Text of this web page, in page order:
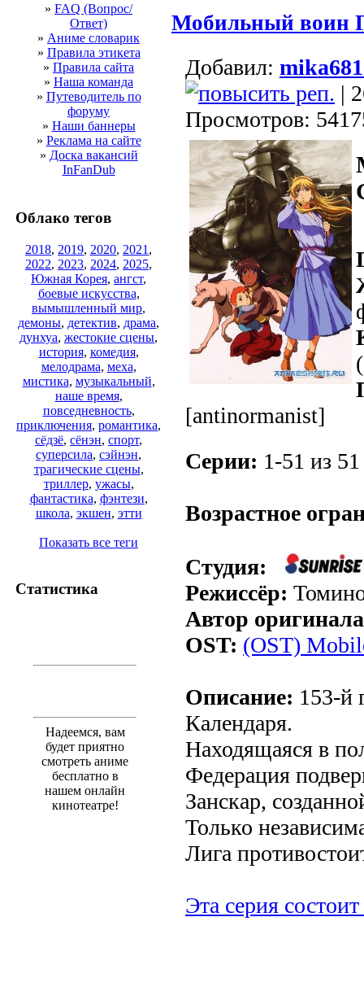
» FAQ (Вопрос/
Ответ)
» Аниме словарик
» Правила этикета
» Правила сайта
» Наша команда
» Путеводитель по
форуму
» Наши баннеры
» Реклама на сайте
» Доска вакансий
InFanDub
Облако тегов
2018, 2019, 2020, 2021 ,
2022, 2023, 2024, 2025,
Южная Корея, ангст,
боевые искусства,
вымышленный мир,
демоны, детектив, драма,
дунхуа, жестокие сцены,
история, комедия,
мелодрама, меха,
мистика, музыкальный,
наше время,
повседневность,
приключения, романтика,
сёдзё, сёнэн, спорт,
суперсила, сэйнэн,
трагические сцены,
триллер, ужасы,
фантастика, фэнтези,
школа, экшен, этти
Показать все теги
Статистика
Надеемся, вам
будет приятно
смотреть аниме
бесплатно в
нашем онлайн
кинотеатре!
Мобильный воин
Добавил:
|
Просмотров:
[antinormanist]
Серии: 1-51 из
Возрастное
Студия:
Режиссёр:
Автор
OST: (OST)
Описание: 153-й
Календаря.
Находящаяся в
Федерация
Занскар,
Только
Лига
Эта серия